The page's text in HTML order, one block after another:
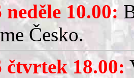
neděle 10.00:
Česko.
čtvrtek 18.00: